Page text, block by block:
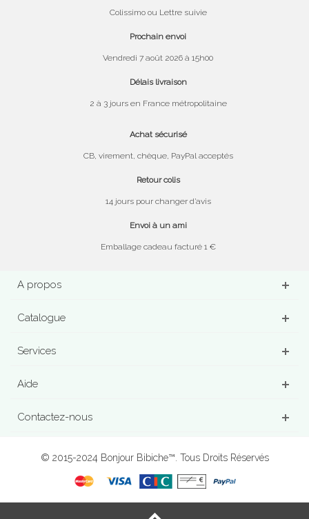
Colissimo ou Lettre suivie
Prochain envoi
Vendredi 7 août 2026 à 15h00
Délais livraison
2 à 3 jours en France métropolitaine
Achat sécurisé
CB, virement, chèque, PayPal acceptés
Retour colis
14 jours pour changer d’avis
Envoi à un ami
Emballage cadeau facturé 1 €
A propos
Catalogue
Services
Aide
Contactez-nous
© 2015-2024 Bonjour Bibiche™. Tous Droits Réservés